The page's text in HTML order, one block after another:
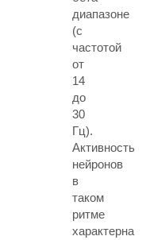
диапазоне
(с
частотой
от
14
до
30
Гц).
Активность
нейронов
в
таком
ритме
характерна